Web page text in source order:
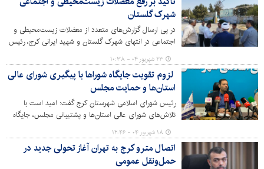
کرج در حال اجراست.
شهرک گلستان
در پی ارسال گزارش‌های متعدد از معضلات زیست‌محیطی و
اجتماعی در انتهای شهرک گلستان و شهید ایرانی کرج، رئیس
کمیسیون عمران و حمل و نقل شورای اسلامی شهر کرج به
همراه سرپرست سازمان سیما و منظر شهری و مدیر منطقه ۵
شهرداری از این محل بازدید و بر ساماندهی فوری آن تأکید
کرد.
۲۳ شهریور ۰۴ - ۱۰:۳۸
لزوم تقویت جایگاه شوراها با پیگیری شورای عالی
استان‌ها و حمایت مجلس
رئیس شورای اسلامی شهرستان کرج گفت: امید است با
تلاش‌های شورای عالی استان‌ها و پشتیبانی مجلس، جایگاه
شوراها مطابق با آنچه در قانون اساسی پیش‌بینی شده، ارتقا
یابد و بستر لازم برای نقش‌آفرینی مؤثرتر آن‌ها فراهم شود.
۱۸ شهریور ۰۴ - ۱۲:۴۶
اتصال مترو کرج به تهران آغاز تحولی جدید در
حمل‌ونقل عمومی